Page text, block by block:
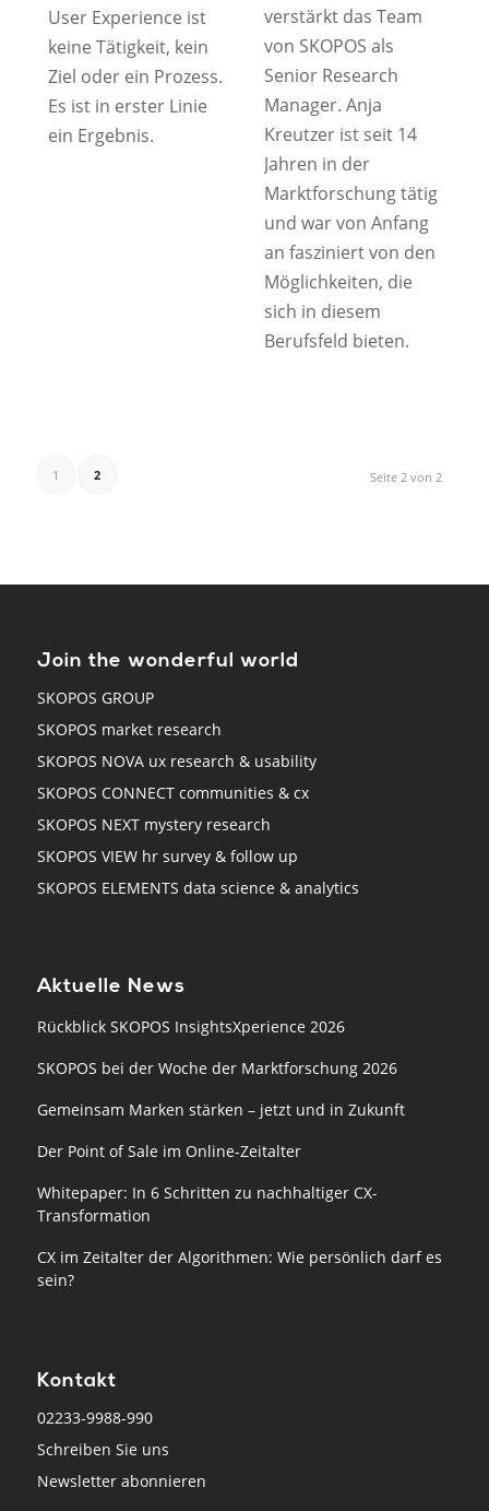
User Experience ist
keine Tätigkeit, kein
Ziel oder ein Prozess.
Es ist in erster Linie
ein Ergebnis.
verstärkt das Team
von SKOPOS als
Senior Research
Manager. Anja
Kreutzer ist seit 14
Jahren in der
Marktforschung tätig
und war von Anfang
an fasziniert von den
Möglichkeiten, die
sich in diesem
Berufsfeld bieten.
Seite 2 von 2
1 2
Join the wonderful world
SKOPOS GROUP
SKOPOS market research
SKOPOS NOVA ux research & usability
SKOPOS CONNECT communities & cx
SKOPOS NEXT mystery research
SKOPOS VIEW hr survey & follow up
SKOPOS ELEMENTS data science & analytics
Aktuelle News
Rückblick SKOPOS InsightsXperience 2026
SKOPOS bei der Woche der Marktforschung 2026
Gemeinsam Marken stärken – jetzt und in Zukunft
Der Point of Sale im Online-Zeitalter
Whitepaper: In 6 Schritten zu nachhaltiger CX-
Transformation
CX im Zeitalter der Algorithmen: Wie persönlich darf es
sein?
Kontakt
02233-9988-990
Schreiben Sie uns
Newsletter abonnieren